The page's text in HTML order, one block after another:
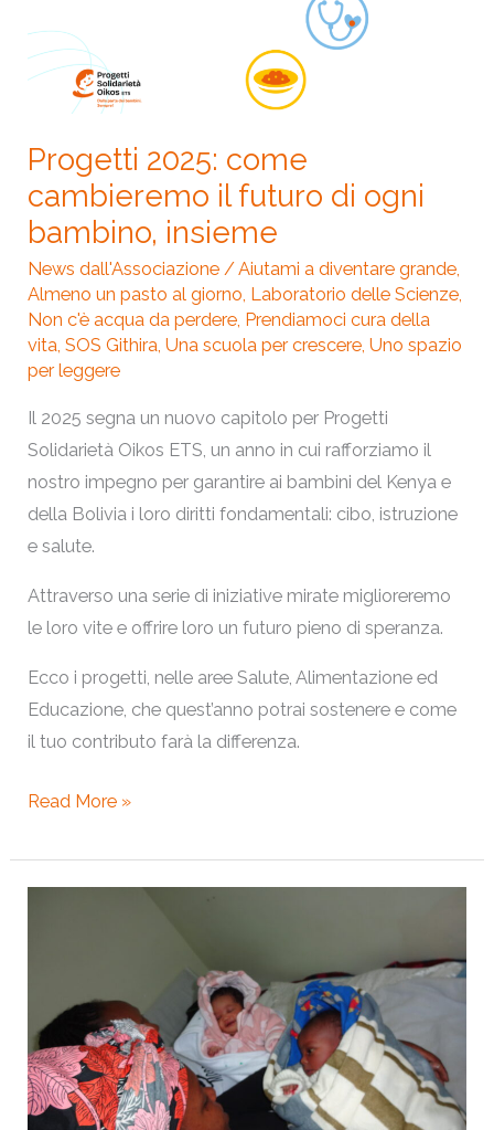
Progetti 2025: come
cambieremo il futuro di ogni
bambino, insieme
News dall'Associazione /Aiutami a diventare grande,
Almeno un pasto al giorno, Laboratorio delle Scienze,
Non c'è acqua da perdere, Prendiamoci cura della
vita,SOS Githira,Una scuola per crescere,Uno spazio
per leggere
Il 2025 segna un nuovo capitolo per Progetti
Solidarietà Oikos ETS, un anno in cui rafforziamo il
nostro impegno per garantire ai bambini del Kenya e
della Bolivia i loro diritti fondamentali: cibo, istruzione
e salute.
Attraverso una serie di iniziative mirate miglioreremo
le loro vite e offrire loro un futuro pieno di speranza.
Ecco i progetti, nelle aree Salute, Alimentazione ed
Educazione, che quest’anno potrai sostenere e come
il tuo contributo farà la differenza.
futuro
di
insieme
Read More »
Sirima